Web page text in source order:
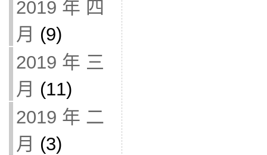
2019 年 四
月 (9)
2019 年 三
月 (11)
2019 年 二
月 (3)